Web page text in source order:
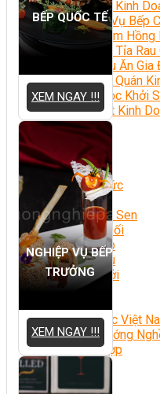
Khởi Sự Kinh
Nghiệp Vụ Bếp
Điểm Tâm Hồng
Học Cắt Tỉa
Học Nấu Ăn Gia
Học Mở Quán
Khóa Học Khởi
Bí Quyết Kinh
Thực
Khai Giảng
Mẹo Nấu Ăn
Nghề Bếp
Kiến Thức
Học Nấu Chè
Chè Hạt Sen
Chè Chuối
Chè Bắp
Chè Đậu
Chè Bưởi
Món Ngon Mỗi Ngày
Ẩm Thực Việt
Định Hướng
Tổng Hợp
BẾP QUỐC TẾ
XEM NGAY !!!
NGHIỆP VỤ BẾP
TRƯỞNG
XEM NGAY !!!